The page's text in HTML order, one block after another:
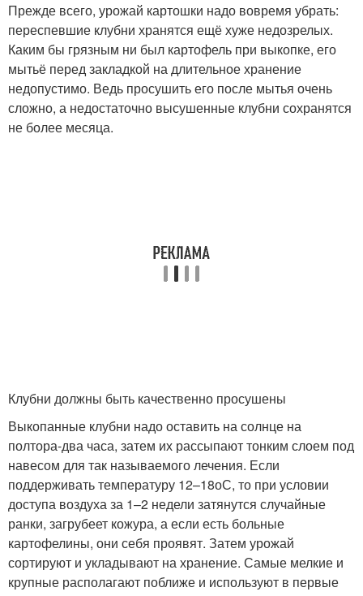
Прежде всего, урожай картошки надо вовремя убрать:
переспевшие клубни хранятся ещё хуже недозрелых.
Каким бы грязным ни был картофель при выкопке, его
мытьё перед закладкой на длительное хранение
недопустимо. Ведь просушить его после мытья очень
сложно, а недостаточно высушенные клубни сохранятся
не более месяца.
Клубни должны быть качественно просушены
Выкопанные клубни надо оставить на солнце на
полтора-два часа, затем их рассыпают тонким слоем под
навесом для так называемого лечения. Если
поддерживать температуру 12–18оС, то при условии
доступа воздуха за 1–2 недели затянутся случайные
ранки, загрубеет кожура, а если есть больные
картофелины, они себя проявят. Затем урожай
сортируют и укладывают на хранение. Самые мелкие и
крупные располагают поближе и используют в первые